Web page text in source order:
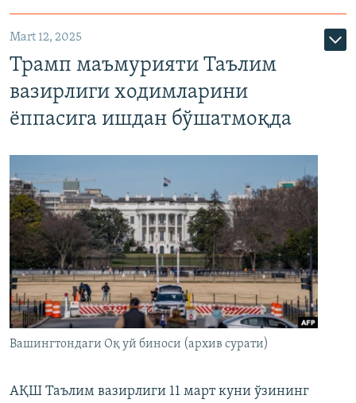
Mart 12, 2025
Трамп маъмурияти Таълим
вазирлиги ходимларини
ёппасига ишдан бўшатмоқда
Вашингтондаги Оқ уй биноси (архив сурати)
АҚШ Таълим вазирлиги 11 март куни ўзининг